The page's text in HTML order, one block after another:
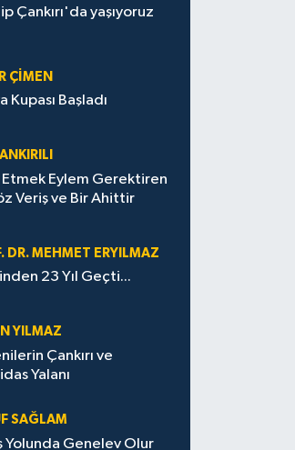
Çankırı'da yaşıyoruz
ÇIMEN
Kupası Başladı
Etmek Eylem Gerektiren
Veriş ve Bir Ahittir
DR. MEHMET ERYILMAZ
23 Yıl Geçti...
YILMAZ
Çankırı ve
Yalanı
SAĞLAM
Yolunda Genelev Olur